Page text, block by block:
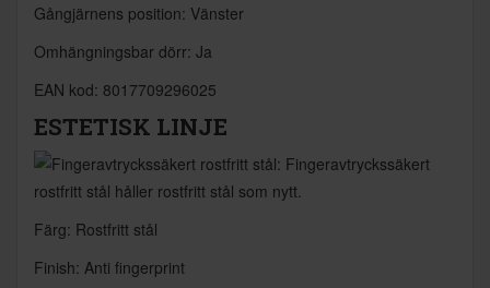
Gångjärnens position: Vänster
Omhängningsbar dörr: Ja
EAN kod: 8017709296025
ESTETISK LINJE
Färg: Rostfritt stål
Finish: Anti fingerprint